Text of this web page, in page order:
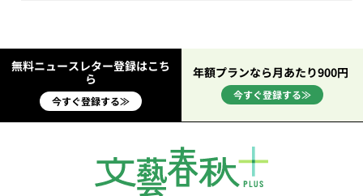
無料ニュースレター登録はこち
ら
今すぐ登録する≫
年額プランなら月あたり900円
今すぐ登録する≫